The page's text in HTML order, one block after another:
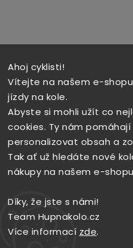
Ahoj cyklisti!
Vítejte na našem e-
jízdy na kole.
Abyste si mohli užít co
cookies. Ty nám
personalizovat obsah a
Tak ať už hledáte nové
nákupy na našem e-
Díky, že jste s námi!
Team Hupnakolo.cz
Více informací zde.